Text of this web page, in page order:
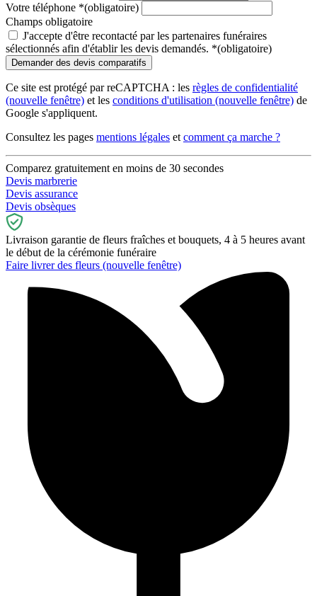
Votre téléphone *(obligatoire)
Champs obligatoire
J'accepte d'être recontacté par les partenaires funéraires
sélectionnés afin d'établir les devis demandés. *(obligatoire)
Ce site est protégé par reCAPTCHA : les règles de confidentialité
(nouvelle fenêtre) et les conditions d'utilisation (nouvelle fenêtre) de
Google s'appliquent.
Consultez les pages mentions légales et comment ça marche ?
Comparez gratuitement en moins de 30 secondes
Devis marbrerie
Devis assurance
Devis obsèques
Livraison garantie de fleurs fraîches et bouquets, 4 à 5 heures avant
le début de la cérémonie funéraire
Faire livrer des fleurs (nouvelle fenêtre)